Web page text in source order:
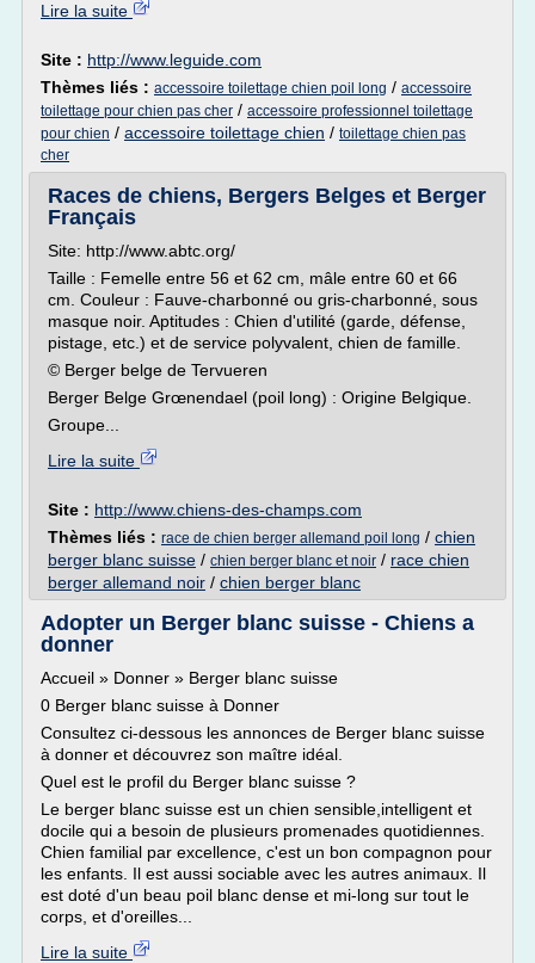
Lire la suite
Site : http://www.leguide.com
Thèmes liés : accessoire toilettage chien poil long / accessoire
toilettage pour chien pas cher / accessoire professionnel toilettage
pour chien / accessoire toilettage chien / toilettage chien pas
cher
Races de chiens, Bergers Belges et Berger
Français
Site: http://www.abtc.org/
Taille : Femelle entre 56 et 62 cm, mâle entre 60 et 66
cm. Couleur : Fauve-charbonné ou gris-charbonné, sous
masque noir. Aptitudes : Chien d'utilité (garde, défense,
pistage, etc.) et de service polyvalent, chien de famille.
© Berger belge de Tervueren
Berger Belge Grœnendael (poil long) : Origine Belgique.
Groupe...
Lire la suite
Site : http://www.chiens-des-champs.com
Thèmes liés : race de chien berger allemand poil long / chien
berger blanc suisse / chien berger blanc et noir / race chien
berger allemand noir / chien berger blanc
Adopter un Berger blanc suisse - Chiens a
donner
Accueil » Donner » Berger blanc suisse
0 Berger blanc suisse à Donner
Consultez ci-dessous les annonces de Berger blanc suisse
à donner et découvrez son maître idéal.
Quel est le profil du Berger blanc suisse ?
Le berger blanc suisse est un chien sensible,intelligent et
docile qui a besoin de plusieurs promenades quotidiennes.
Chien familial par excellence, c'est un bon compagnon pour
les enfants. Il est aussi sociable avec les autres animaux. Il
est doté d'un beau poil blanc dense et mi-long sur tout le
corps, et d'oreilles...
Lire la suite